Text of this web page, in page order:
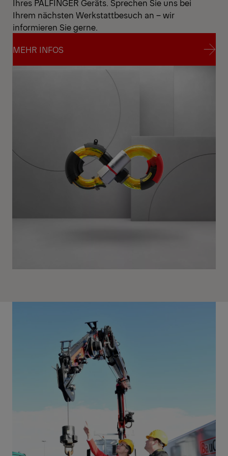
Ihres PALFINGER Geräts. Sprechen Sie uns bei
Ihrem nächsten Werkstattbesuch an – wir
informieren Sie gerne.
MEHR INFOS